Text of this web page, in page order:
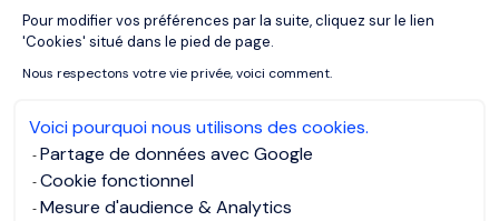
Pour modifier vos préférences par la suite, cliquez sur le lien
'Cookies' situé dans le pied de page.
Nous respectons votre vie privée, voici comment.
Voici pourquoi nous utilisons des cookies.
Partage de données avec Google
Cookie fonctionnel
Mesure d'audience & Analytics
Axeptio consent
参观办公室
与经理和主要同事会面
理想情况下，负责监督 招聘流程的人力资源代表也应在场。
这种参与可以让新员工放心，并表明他们的到来受到重视。
第一天的工作有助于建立信任，让员工融入新环境，从而更